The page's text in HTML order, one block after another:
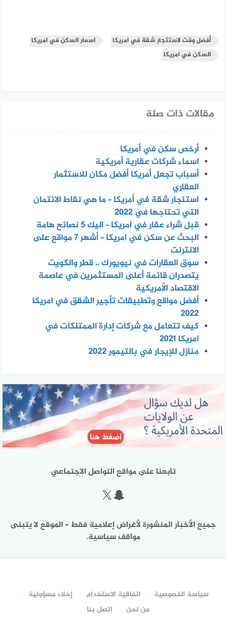
أفضل وقت لاستئجار شقة في امريكا
اسعار السكن في امريكا
السكن في امريكا
مقالات ذات صلة
أرخص سكن في أمريكا
اسماء شركات عقارية أمريكية
أسباب تجعل أمريكا أفضل مكان للاستثمار
العقاري
استئجار شقة في أمريكا – ما هي نقاط الائتمان
التي تحتاجها في 2022
قبل شراء عقار في امريكا – اليك 5 نصائح هامة
البحث عن سكن في امريكا – أشهر 7 مواقع على
الانترنت
سوق العقارات في نيويورك .. قطر والكويت
يتصدران قائمة أعلى المستثمرين في عاصمة
الاقتصاد الأمريكية
أفضل مواقع وتطبيقات تأجير الشقق في امريكا
2022
كيف تتعامل مع شركات إدارة الممتلكات في
امريكا 2021
منازل للإيجار في بالتيمور 2022
تابعنا على مواقع التواصل الاجتماعي
سناب شات
إكس
جميع الأخبار المنشورة لأغراض إعلامية فقط – الموقع لا يتبنى
مواقف سياسية.
سياسة الخصوصية اتفاقية الاستخدام
إخلاء مسؤولية
من نحن
اتصل بنا